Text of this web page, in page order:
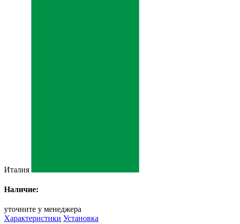
Италия
Наличие:
уточните у менеджера
Характеристики Установка